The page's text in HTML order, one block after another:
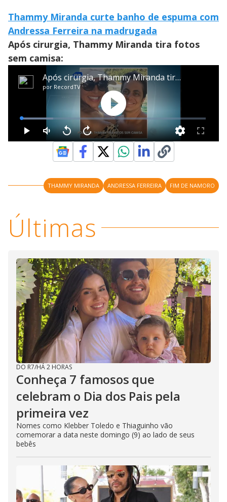
Thammy Miranda curte banho de espuma com
Andressa Ferreira na madrugada
Após cirurgia, Thammy Miranda tira fotos
sem camisa:
THAMMY MIRANDA ANDRESSA FERREIRA FIM DE NAMORO
Últimas
DO R7/HÁ 2 HORAS
Conheça 7 famosos que
celebram o Dia dos Pais pela
primeira vez
Nomes como Klebber Toledo e Thiaguinho vão
comemorar a data neste domingo (9) ao lado de seus
bebês